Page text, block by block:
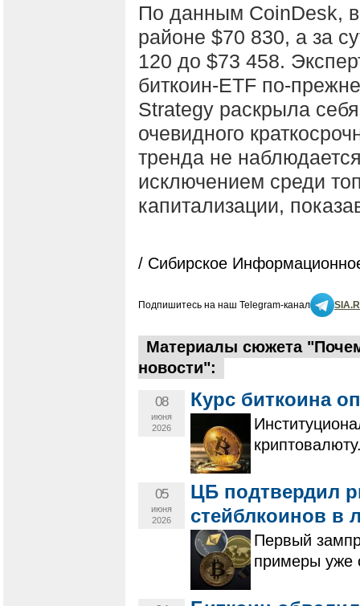
По данным CoinDesk,
районе $70 830, а за
120 до $73 458.
биткоин-ETF по-
Strategy раскрыла
очевидного
тренда не
исключением среди
капитализации,
/ Сибирское
Подпишитесь на наш Telegram-канал
Материалы сюжета
новости":
08
июня
2026
Курс биткоина
05
июня
2026
ЦБ подтвердил
стейблкоинов в
Первый
примеры уже